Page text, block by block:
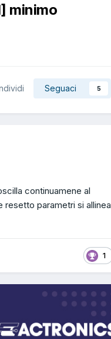
minimo
Seguaci 5
continuamene al
parametri si allinea
1